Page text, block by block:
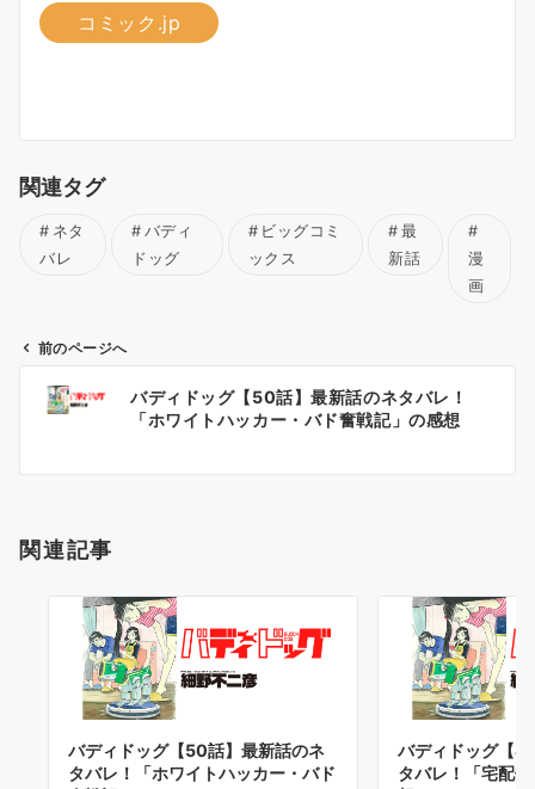
コミック.jp
関連タグ
ネタ
バレ
バディ
ドッグ
ビッグコミ
ックス
最
新話
漫
画
シ
前のページへ
バディドッグ【50話】最新話のネタバレ！
「ホワイトハッカー・バド奮戦記」の感想
関連記事
バディドッグ【50話】最新話のネ
タバレ！「ホワイトハッカー・バド
バディドッグ【
タバレ！「宅配